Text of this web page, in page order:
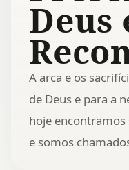
Deus
A arca e os
de Deus e para a
hoje
e somos